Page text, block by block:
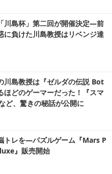
川島杯」第二回が開催決定―前
に負けた川島教授はリベンジ達
川島教授は『ゼルダの伝説 Bot
ほどのゲーマーだった！『スマ
ど、驚きの秘話が公開に
トレを―パズルゲーム『Mars P
』販売開始